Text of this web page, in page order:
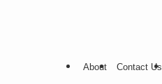
About Contact Us